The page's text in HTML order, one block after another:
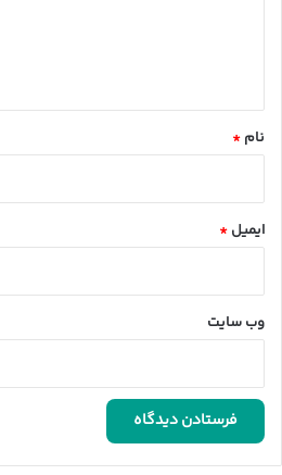
نام *
ایمیل *
وب‌ سایت